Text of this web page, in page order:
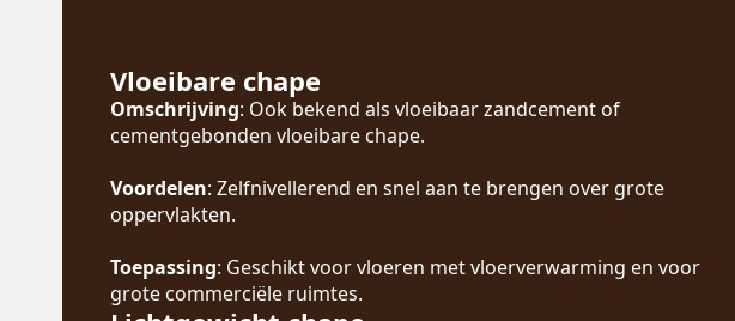
Vloeibare chape
Omschrijving: Ook bekend als vloeibaar zandcement of
cementgebonden vloeibare chape.
Voordelen: Zelfnivellerend en snel aan te brengen over grote
oppervlakten.
Toepassing: Geschikt voor vloeren met vloerverwarming en voor
grote commerciële ruimtes.